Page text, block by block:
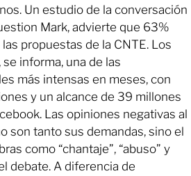
Un estudio de la conversación
Mark, advierte que 63%
propuestas de la CNTE. Los
informa, una de las
más intensas en meses, con
y un alcance de 39 millones
Las opiniones negativas al
son tanto sus demandas, sino el
como “chantaje”, “abuso” y
debate. A diferencia de